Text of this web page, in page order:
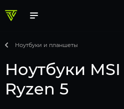
Ноутбуки и планшеты
Ноутбуки
Ryzen 5